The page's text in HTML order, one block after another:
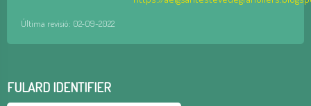
Última revisió: 02-09-2022
FULARD IDENTIFIER